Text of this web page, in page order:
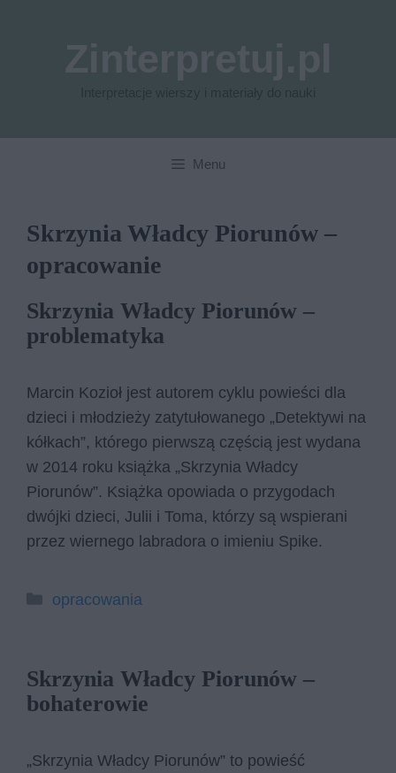
Menu
Skrzynia Władcy Piorunów –
opracowanie
Skrzynia Władcy Piorunów –
problematyka
Marcin Kozioł jest autorem cyklu powieści dla
dzieci i młodzieży zatytułowanego „Detektywi na
kółkach”, którego pierwszą częścią jest wydana
w 2014 roku książka „Skrzynia Władcy
Piorunów”. Książka opowiada o przygodach
dwójki dzieci, Julii i Toma, którzy są wspierani
przez wiernego labradora o imieniu Spike.
Kategorie
opracowania
Skrzynia Władcy Piorunów –
bohaterowie
„Skrzynia Władcy Piorunów” to powieść